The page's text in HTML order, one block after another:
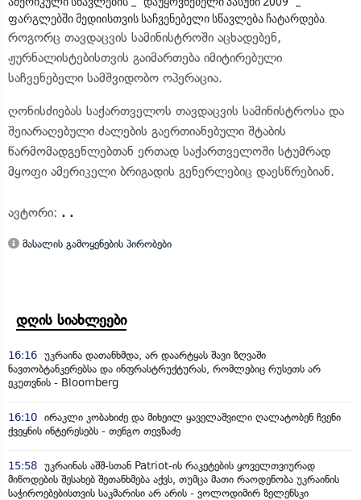
ფარგლებში მედიისთვის საჩვენებელი სწავლება ჩატარდება.
როგორც თავდაცვის სამინისტროში აცხადებენ,
ჟურნალისტებისთვის გაიმართება იმიტირებული
საჩვენებელი სამშვიდობო ოპერაცია.
ღონისძიებას საქართველოს თავდაცვის სამინისტროსა და
შეიარაღებული ძალების გაერთიანებული შტაბის
წარმომადგენლებთან ერთად საქართველოში სტუმრად
მყოფი ამერიკელი ბრიგადის გენერლებიც დაესწრებიან.
ავტორი: . .
მასალის გამოყენების პირობები
დღის სიახლეები
16:16 უკრაინა დათანხმდა, არ დაარტყას შავი ზღვაში
ნავთობტანკერებსა და ინფრასტრუქტურას, რომლებიც რუსეთს არ
ეკუთვნის - Bloomberg
16:10 ირაკლი კობახიძე და მიხეილ ყაველაშვილი ღალატობენ ჩვენი
ქვეყნის ინტერესებს - თენგო თევზაძე
15:58 უკრაინას აშშ-სთან Patriot-ის რაკეტების ყოველთვიურად
მიწოდების შესახებ შეთანხმება აქვს, თუმცა მათი რაოდენობა უკრაინის
საჭიროებებისთვის საკმარისი არ არის - ვოლოდიმირ ზელენსკი